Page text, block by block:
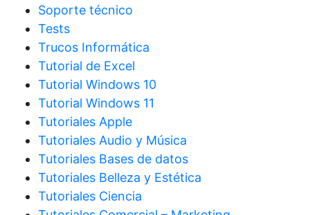
Soporte técnico
Tests
Trucos Informática
Tutorial de Excel
Tutorial Windows 10
Tutorial Windows 11
Tutoriales Apple
Tutoriales Audio y Música
Tutoriales Bases de datos
Tutoriales Belleza y Estética
Tutoriales Ciencia